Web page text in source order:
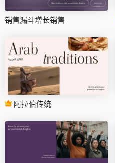
销售漏斗增长销售
阿拉伯传统